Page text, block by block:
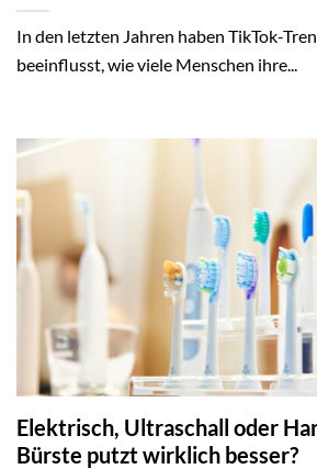
In den letzten Jahren haben TikTok-
beeinflusst, wie viele Menschen ihre...
Elektrisch, Ultraschall oder
Bürste putzt wirklich besser?